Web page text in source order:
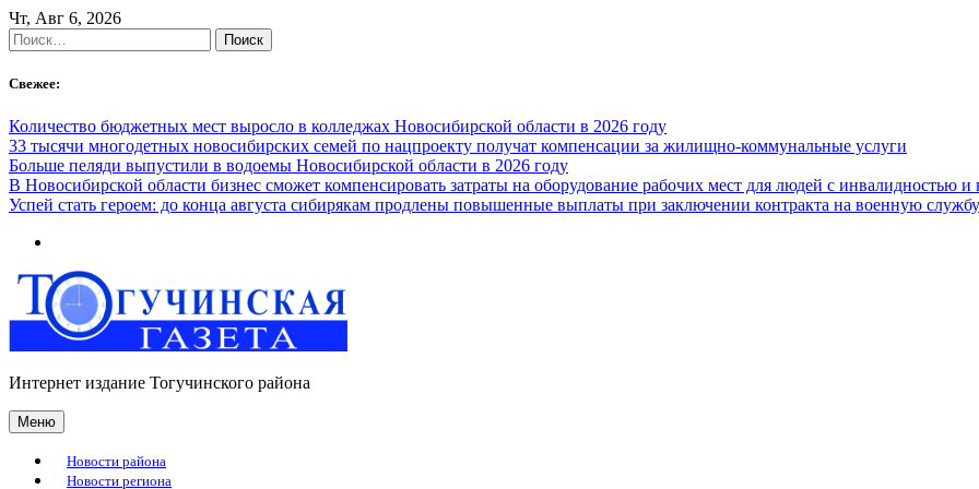
Skip
to
content
Чт, Авг 6, 2026
Найти:
Свежее:
Количество бюджетных мест выросло в колледжах Новосибирской области в 2026 году
33 тысячи многодетных новосибирских семей по нацпроекту получат компенсации за жилищно-коммунальные услуги
Больше пеляди выпустили в водоемы Новосибирской области в 2026 году
В Новосибирской области бизнес сможет компенсировать затраты на оборудование рабочих мест для людей с инвалидностью
Успей стать героем: до конца августа сибирякам продлены повышенные выплаты при заключении контракта на военную службу
Интернет издание Тогучинского района
Меню
Новости района
Новости региона